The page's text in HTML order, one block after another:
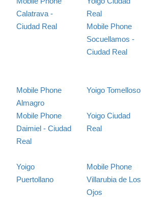
Calatrava -
Ciudad Real
Real
Mobile Phone
Socuellamos -
Ciudad Real
Mobile Phone
Almagro
Yoigo Tomelloso
Mobile Phone
Daimiel - Ciudad
Real
Yoigo Ciudad
Real
Yoigo
Puertollano
Mobile Phone
Villarubia de Los
Ojos